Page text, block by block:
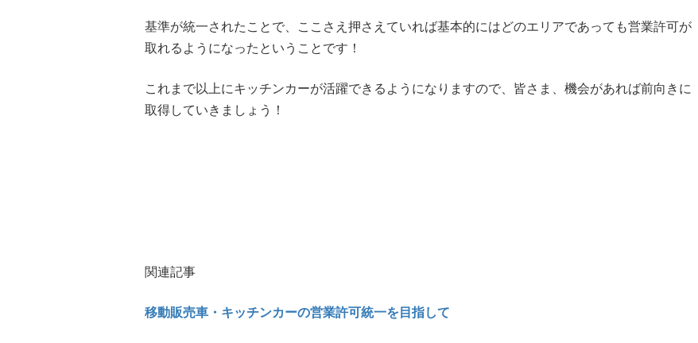
基準が統一されたことで、ここさえ押さえていれば基本的にはどのエリアであっても営業許可が
取れるようになったということです！
これまで以上にキッチンカーが活躍できるようになりますので、皆さま、機会があれば前向きに
取得していきましょう！
関連記事
移動販売車・キッチンカーの営業許可統一を目指して